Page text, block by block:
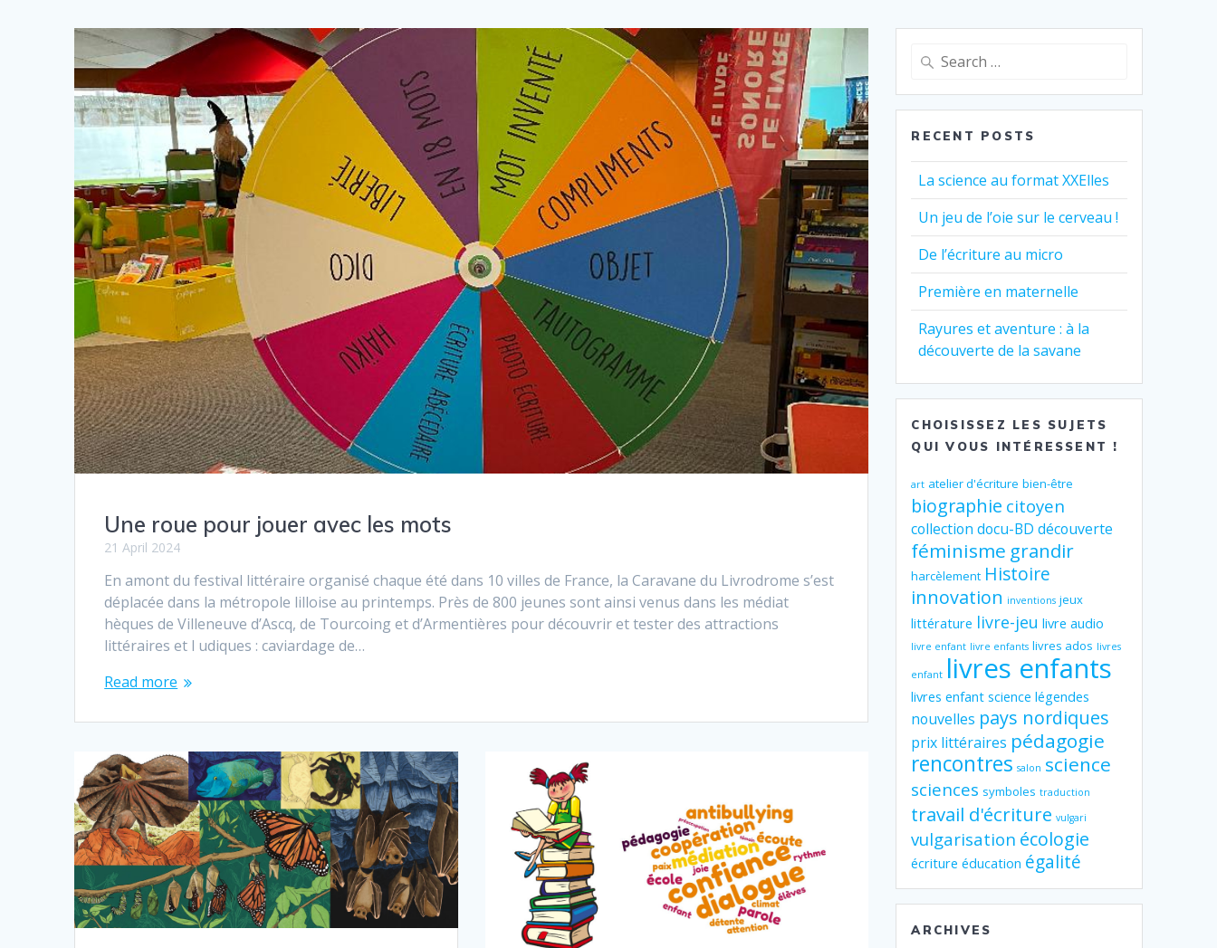
Une roue pour jouer avec les mots
21 April 2024
En amont du festival littéraire organisé chaque été dans 10 villes de France, la Caravane du Livrodrome s’est
déplacée dans la métropole lilloise au printemps. Près de 800 jeunes sont ainsi venus dans les médiat
hèques de Villeneuve d’Ascq, de Tourcoing et d’Armentières pour découvrir et tester des attractions
littéraires et l udiques : caviardage de…
Read more
Search
RECENT POSTS
La science au format XXElles
Un jeu de l’oie sur le cerveau !
De l’écriture au micro
Première en maternelle
Rayures et aventure : à la
découverte de la savane
CHOISISSEZ LES SUJETS
QUI VOUS INTÉRESSENT !
art atelier d'écriture bien-être
biographie citoyen
collection docu-BD découverte
féminisme grandir
harcèlement Histoire
innovation inventions jeux
littérature livre-jeu livre audio
livre enfant livre enfants livres ados livres
enfant livres enfants
livres enfant science légendes
nouvelles pays nordiques
prix littéraires pédagogie
rencontres salon science
sciences symboles traduction
travail d'écriture vulgari
vulgarisation écologie
écriture éducation égalité
ARCHIVES